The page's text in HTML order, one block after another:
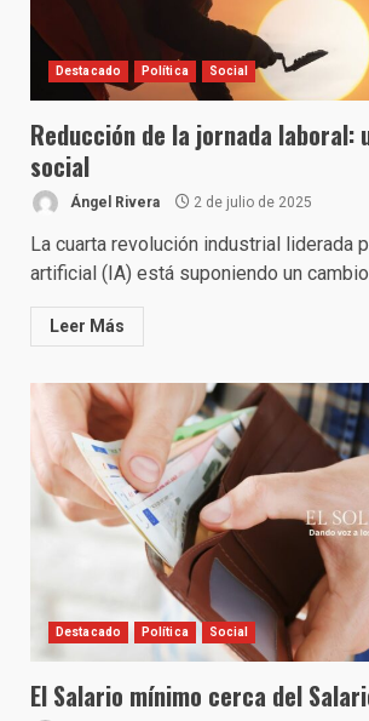
Destacado Política Social
Reducción de la jornada laboral:
social
Ángel Rivera 2 de julio de 2025
La cuarta revolución industrial liderada
artificial (IA) está suponiendo un
Leer Más
Destacado Política Social
El Salario mínimo cerca del